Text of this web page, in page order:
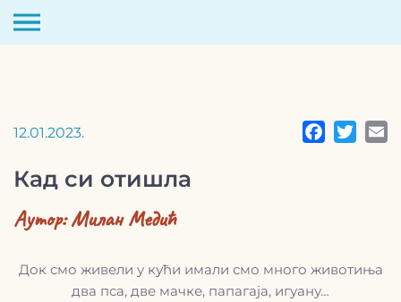
12.01.2023.
Кад си отишла
Аутор:Милан Медић
Док смо живели у кући имали смо много животиња
два пса, две мачке, папагаја, игуану…